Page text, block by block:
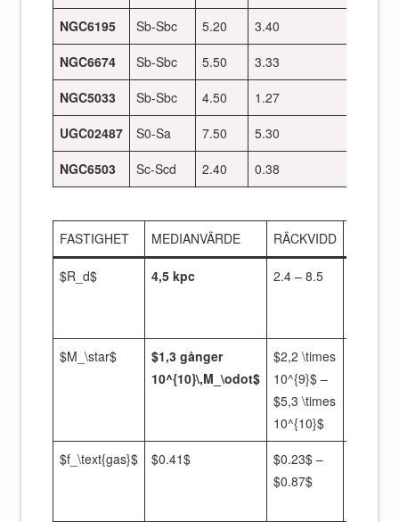
NGC6195
Sb-Sbc 5.20
3.40
NGC6674
Sb-Sbc 5.50
3.33
NGC5033
Sb-Sbc 4.50
1.27
UGC02487
S0-Sa 7.50
5.30
NGC6503
Sc-Scd 2.40 0.38
FASTIGHET MEDIANVÄRDE RÄCKVIDD
$R_d$ 4,5 kpc 2.4 – 8.5
$M_\star$
$1,3 gånger
10^{10}\,M_\odot$
$2,2 \times
10^{9}$ –
$5,3 \times
10^{10}$
$f_\text{gas}$ $0.41$
$0.23$ –
$0.87$